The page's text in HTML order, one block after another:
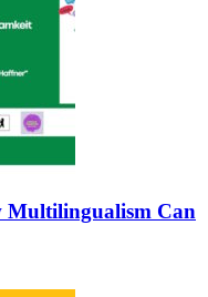
Multilingualism Can